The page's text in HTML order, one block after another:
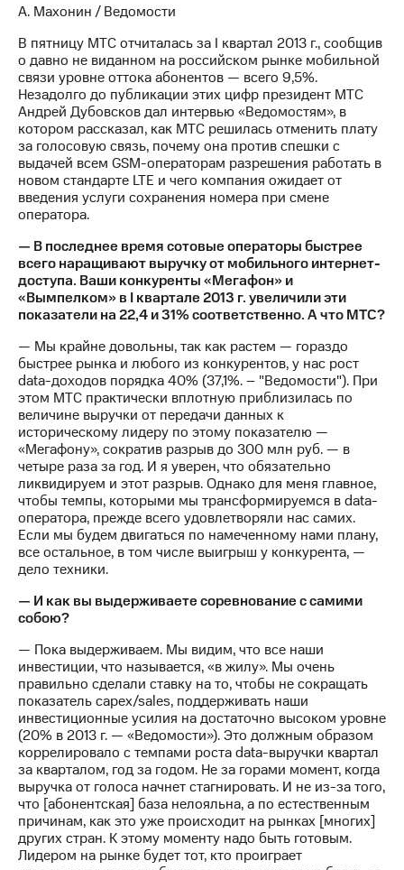
акционерам
Документы
ПАО
"МТС"
Собрания
акционеров
Личный
кабинет
акционера
Акционерный
капитал
Контроль
и
аудит
Рынок
акций
Описание
Программа
приобретения
Порядок
выкупа
акций
Дивиденды
Рынок
облигаций
Описание
Еврооблигации-2023
Уведомление
о
погашении
именных
Другое
Реквизиты
Контакты
развитие
деловая этика
На главную
А. Махонин / Ведомости
В пятницу МТС отчиталась за I квартал 2013 г., сообщив
о давно не виданном на российском рынке мобильной
связи уровне оттока абонентов — всего 9,5%.
Незадолго до публикации этих цифр президент МТС
Андрей Дубовсков дал интервью «Ведомостям», в
котором рассказал, как МТС решилась отменить плату
за голосовую связь, почему она против спешки с
выдачей всем GSM-операторам разрешения работать в
новом стандарте LTE и чего компания ожидает от
введения услуги сохранения номера при смене
оператора.
— В последнее время сотовые операторы быстрее
всего наращивают выручку от мобильного интернет-
доступа. Ваши конкуренты «Мегафон» и
«Вымпелком» в I квартале 2013 г. увеличили эти
показатели на 22,4 и 31% соответственно. А что МТС?
— Мы крайне довольны, так как растем — гораздо
быстрее рынка и любого из конкурентов, у нас рост
data-доходов порядка 40% (37,1%. – "Ведомости"). При
этом МТС практически вплотную приблизилась по
величине выручки от передачи данных к
историческому лидеру по этому показателю —
«Мегафону», сократив разрыв до 300 млн руб. — в
четыре раза за год. И я уверен, что обязательно
ликвидируем и этот разрыв. Однако для меня главное,
чтобы темпы, которыми мы трансформируемся в data-
оператора, прежде всего удовлетворяли нас самих.
Если мы будем двигаться по намеченному нами плану,
все остальное, в том числе выигрыш у конкурента, —
дело техники.
— И как вы выдерживаете соревнование с самими
собою?
— Пока выдерживаем. Мы видим, что все наши
инвестиции, что называется, «в жилу». Мы очень
правильно сделали ставку на то, чтобы не сокращать
показатель capex/sales, поддерживать наши
инвестиционные усилия на достаточно высоком уровне
(20% в 2013 г. — «Ведомости»). Это должным образом
коррелировало с темпами роста data-выручки квартал
за кварталом, год за годом. Не за горами момент, когда
выручка от голоса начнет стагнировать. И не из-за того,
что [абонентская] база нелояльна, а по естественным
причинам, как это уже происходит на рынках [многих]
других стран. К этому моменту надо быть готовым.
Лидером на рынке будет тот, кто проиграет